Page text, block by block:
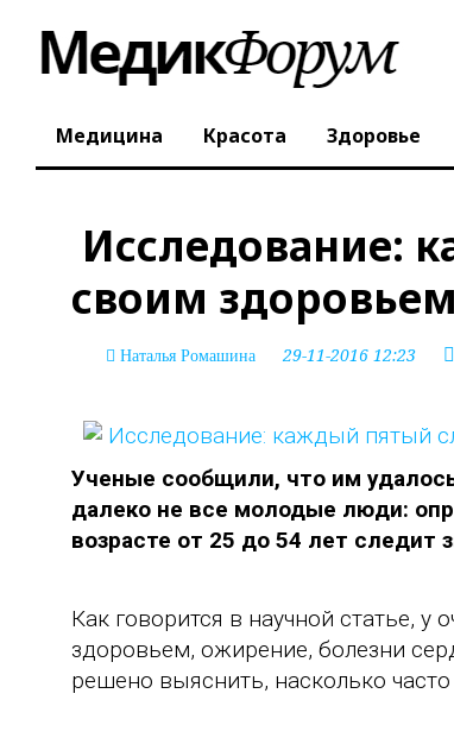
Медицина Красота Здоровье
Исследование:
своим
Наталья Ромашина 29-11-2016 12:23
Ученые сообщили, что им
далеко не все молодые люди:
возрасте от 25 до 54 лет следит
Как говорится в научной статье,
здоровьем, ожирение, болезни
решено выяснить, насколько